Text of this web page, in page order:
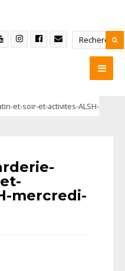
et-soir-et-activites-ALSH-
mercredi-